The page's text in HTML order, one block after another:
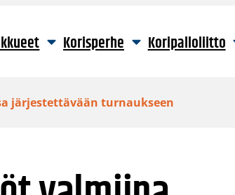
Korisperhe Koripalloliitto
järjestettävään turnaukseen